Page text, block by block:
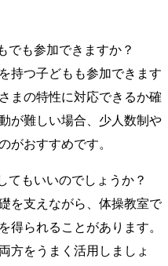
でも参加できますか？
持つ子どもも参加できます
まの特性に対応できるか確
が難しい場合、少人数制や
がおすすめです。
てもいいのでしょうか？
を支えながら、体操教室で
得られることがあります。
方をうまく活用しましょ